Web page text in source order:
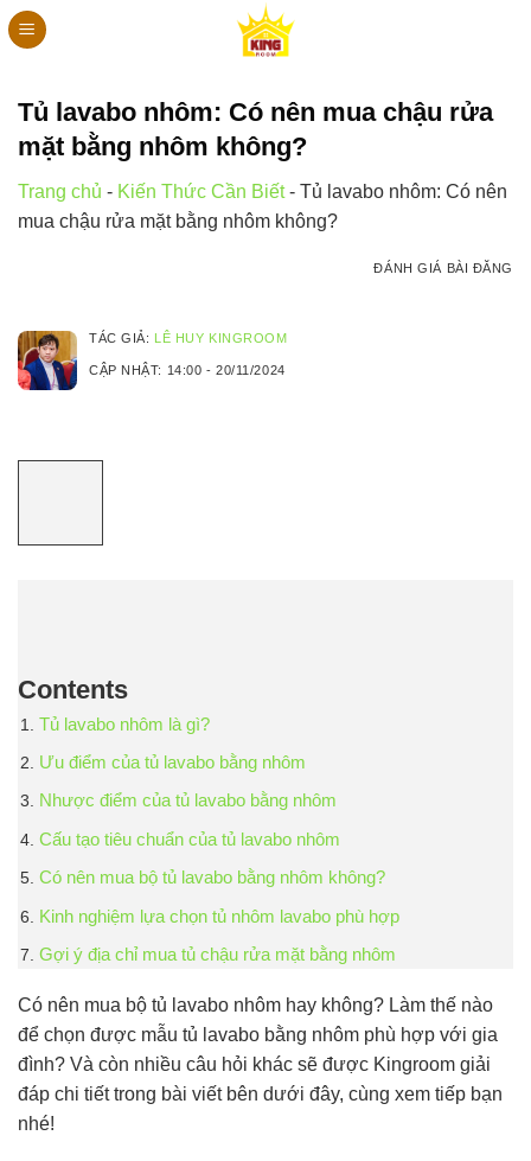
Bỏ
qua
dungTủ lavabo nhôm: Có nên mua chậu rửa
mặt bằng nhôm không?
Trang chủ - Kiến Thức Cần Biết- Tủ lavabo nhôm: Có nên
mua chậu rửa mặt bằng nhôm không?
TÁC GIẢ: LÊ HUY KINGROOM
CẬP NHẬT: 14:00 - 20/11/2024
ĐÁNH GIÁ BÀI ĐĂNG
Contents
Tủ lavabo nhôm là gì?
Ưu điểm của tủ lavabo bằng nhôm
Nhược điểm của tủ lavabo bằng nhôm
Cấu tạo tiêu chuẩn của tủ lavabo nhôm
Có nên mua bộ tủ lavabo bằng nhôm không?
Kinh nghiệm lựa chọn tủ nhôm lavabo phù hợp
Gợi ý địa chỉ mua tủ chậu rửa mặt bằng nhôm
Có nên mua bộ tủ lavabo nhôm hay không? Làm thế nào
để chọn được mẫu tủ lavabo bằng nhôm phù hợp với gia
đình? Và còn nhiều câu hỏi khác sẽ được Kingroom giải
đáp chi tiết trong bài viết bên dưới đây, cùng xem tiếp bạn
nhé!